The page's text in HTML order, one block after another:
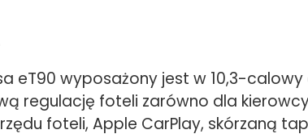
eT90 wyposażony jest w 10,3-calowy
regulację foteli zarówno dla
foteli, Apple CarPlay, skórzaną